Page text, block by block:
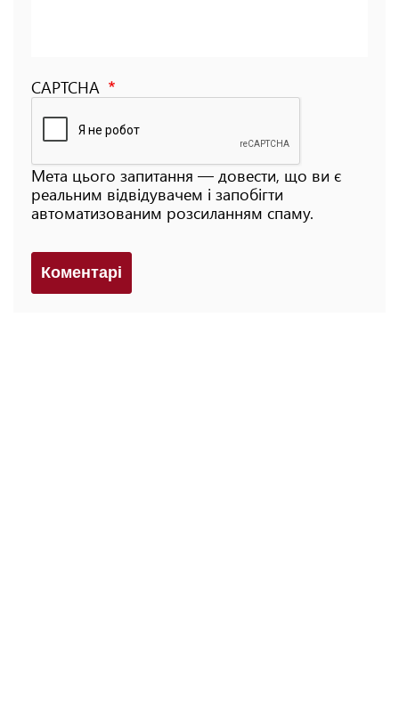
CAPTCHA
Мета цього запитання — довести, що ви є
реальним відвідувачем і запобігти
автоматизованим розсиланням спаму.
Коментарi